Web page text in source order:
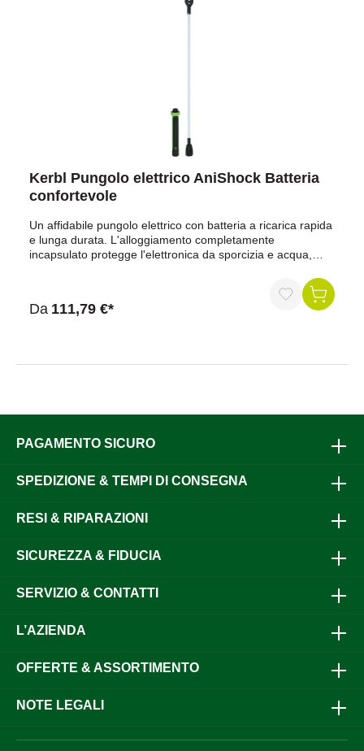
Kerbl Pungolo elettrico AniShock Batteria
confortevole
Un affidabile pungolo elettrico con batteria a ricarica rapida
e lunga durata. L'alloggiamento completamente
incapsulato protegge l'elettronica da sporcizia e acqua,
persone.Batteria agli ioni di litio ad alta capacità e lunga
durataRicarica rapida (230 V o USB)Elettronica
ridotto e custodia con impugnatura morbidaStelo flessibile
all'uso negli allevamenti di bestiame in conformità con la
animali.Altre caratteristicheCavo di ricarica e alimentatore
USB inclusiIstruzioni per l'uso incluse
Da 111,79 €*
PAGAMENTO SICURO
SPEDIZIONE & TEMPI DI CONSEGNA
RESI & RIPARAZIONI
SICUREZZA & FIDUCIA
SERVIZIO & CONTATTI
L’AZIENDA
OFFERTE & ASSORTIMENTO
NOTE LEGALI